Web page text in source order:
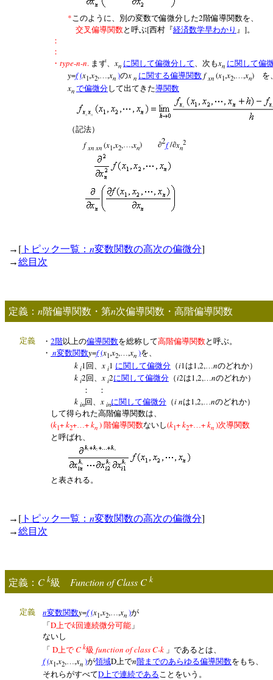
* このように、別の変数で偏微分した2階偏導関数を、
交叉偏導関数と呼ぶ[西村『経済数学早わかり 』 ]。
：
：
・ type-n-n. まず、 xn に関して偏微分して 、次も xn に関して偏
y=f(x1,x2,…,xn )のx n に関する偏導関数 fxn (x1,x2,…,xn) を
xn で偏微分して出てきた導関数
（記法）
fxn xn (x1,x2,…,xn) ∂2f/∂xn
2
→ [ トピック一覧： n変数関数の高次の偏微分]
→総目次
定義： n階偏導関数・第n次偏導関数・高階偏導関数
定義 ・ 2階以上の偏導関数を総称して高階偏導関数と呼ぶ。
・ n変数関数y=f(x1,x2,…,xn )を、
k i1 回、 x i1 に関して偏微分 （i1 は1,2, nのどれか）
k i2 回、x i2に関して偏微分 （i2は1,2,…nのどれか）
： ：
k in回、 x inに関して偏微分 （i nは1,2, nのどれか）
して得られた高階偏導関数は、
(k1+k2+…+kn ) 階偏導関数ないし(k1+k2+…+kn )次導関数
と呼ばれ、
と表される。
→ [ トピック一覧： n変数関数の高次の偏微分]
→総目次
定義： C k級 Function of Class C k
定義 n変数関数y=f(x1,x2,…,xn )が
「D 上でk回連続微分可能 」
ないし
「 D 上で C k級 function of class C-k 」であるとは、
f(x1,x2, ,xn )が領域D 上でn階までのあらゆる偏導関数をもち、
それらがすべてD 上で連続である ことをいう。